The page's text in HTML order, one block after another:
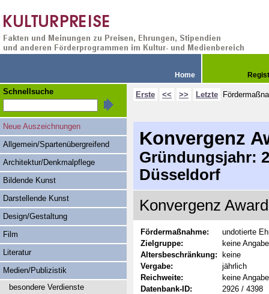
Home
Erste << >> Letzte
Konvergenz
Gründungsjahr:
Düsseldorf
Konvergenz
Fördermaßnahme:
undotierte
Zielgruppe:
keine Angabe
Altersbeschränkung:
keine
Vergabe:
jährlich
Reichweite:
keine Angabe
Datenbank-ID:
2926 / 4398
Schnellsuche
Neue Auszeichnungen
Allgemein/Spartenübergreifend
Architektur/Denkmalpflege
Bildende Kunst
Darstellende Kunst
Design/Gestaltung
Film
Literatur
Medien/Publizistik
besondere Verdienste